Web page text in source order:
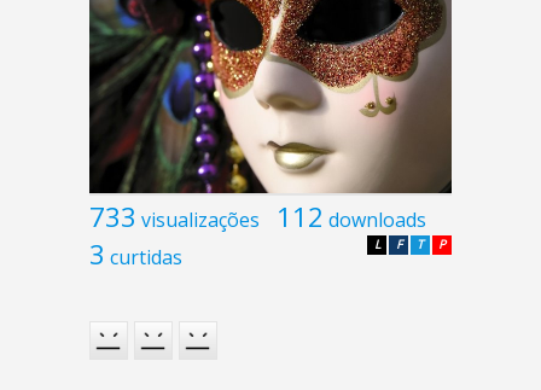
733 visualizações 112 downloads
3 curtidas P
T
F
L